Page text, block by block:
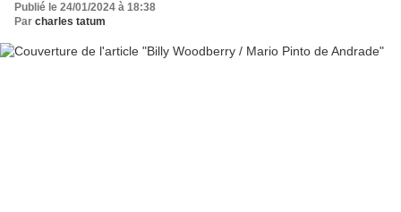
Publié le 24/01/2024 à 18:38
Par charles tatum